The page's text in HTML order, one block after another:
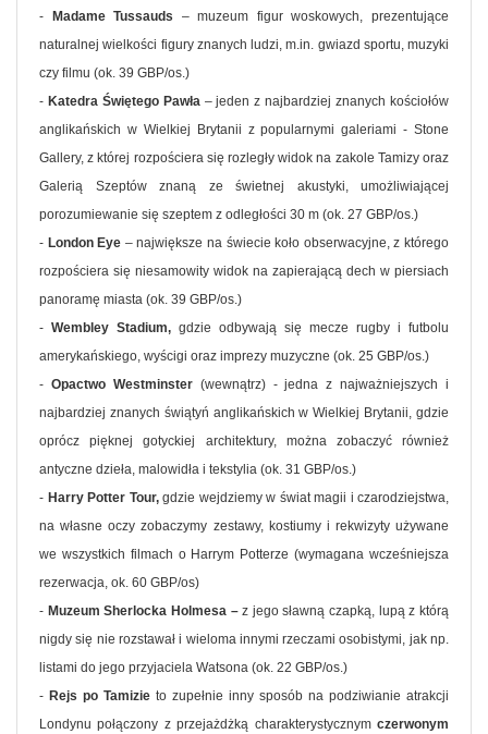
-
Madame Tussauds – muzeum figur woskowych, prezentujące
naturalnej wielkości figury znanych ludzi, m.in. gwiazd sportu, muzyki
czy filmu (ok. 39 GBP/os.)
- Katedra Świętego Pawła – jeden z najbardziej znanych kościołów
anglikańskich w Wielkiej Brytanii z popularnymi galeriami - Stone
Gallery, z której rozpościera się rozległy widok na zakole Tamizy oraz
Galerią Szeptów znaną ze świetnej akustyki, umożliwiającej
porozumiewanie się szeptem z odległości 30 m (ok. 27 GBP/os.)
- London Eye – największe na świecie koło obserwacyjne, z którego
rozpościera się niesamowity widok na zapierającą dech w piersiach
panoramę miasta (ok. 39 GBP/os.)
- Wembley Stadium, gdzie odbywają się mecze rugby i futbolu
amerykańskiego, wyścigi oraz imprezy muzyczne (ok. 25 GBP/os.)
- Opactwo Westminster(wewnątrz) - jedna z najważniejszych i
najbardziej znanych świątyń anglikańskich w Wielkiej Brytanii, gdzie
oprócz pięknej gotyckiej architektury, można zobaczyć również
antyczne dzieła, malowidła i tekstylia (ok. 31 GBP/os.)
- Harry Potter Tour, gdzie wejdziemy w świat magii i czarodziejstwa,
na własne oczy zobaczymy zestawy, kostiumy i rekwizyty używane
we wszystkich filmach o Harrym Potterze (wymagana wcześniejsza
rezerwacja, ok. 60 GBP/os)
- Muzeum Sherlocka Holmesa –z jego sławną czapką, lupą z którą
nigdy się nie rozstawał i wieloma innymi rzeczami osobistymi, jak np.
listami do jego przyjaciela Watsona (ok. 22 GBP/os.)
- Rejs po Tamizie to zupełnie inny sposób na podziwianie atrakcji
Londynu połączony z przejażdżką charakterystycznymczerwonym